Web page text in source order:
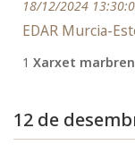
18/12/2024
EDAR Murcia-
1 Xarxet
12 de